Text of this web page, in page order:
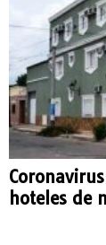
hoteles de